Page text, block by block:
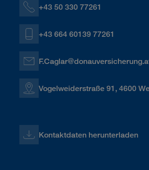
+43 50 330 77261
+43 664 60139 77261
Vogelweiderstraße 91, 4600
Kontaktdaten herunterladen